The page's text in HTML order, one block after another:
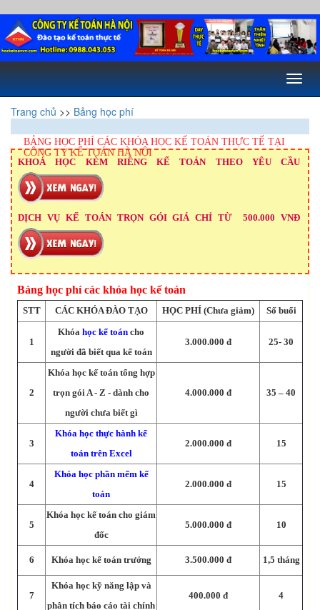
Toggle
Trang chủ >> Bảng học phí
BẢNG HỌC PHÍ CÁC KHÓA HỌC KẾ TOÁN THỰC TẾ TẠI
CÔNG TY KẾ TOÁN HÀ NỘI
KHOÁ HỌC KÈM RIÊNG KẾ TOÁN THEO YÊU CẦU
DỊCH VỤ KẾ TOÁN TRỌN GÓI GIÁ CHỈ TỪ 500.000 VNĐ
Bảng học phí các khóa học kế toán
STT CÁC KHÓA ĐÀO TẠO HỌC PHÍ (Chưa giảm) Số buổi
1
Khóa học kế toán cho
người đã biết qua kế toán
3.000.000 đ 25- 30
2
Khóa học kế toán tổng hợp
trọn gói A - Z - dành cho
người chưa biết gì
4.000.000 đ 35 – 40
3
Khóa học thực hành kế
toán trên Excel
2.000.000 đ 15
4
Khóa học phần mếm kế
toán
2.000.000 đ 15
5
Khóa học kế toán cho giám
đốc
5.000.000 đ 10
6 Khóa học kế toán trưởng 3.500.000 đ 1,5 tháng
7
Khóa học kỹ năng lập và
phân tích báo cáo tài chính
400.000 đ 4